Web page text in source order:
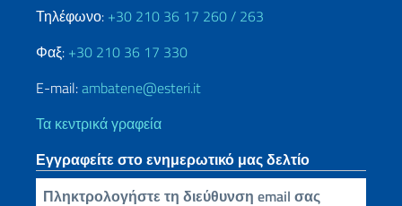
Τηλέφωνο: +30 210 36 17 260 / 263
Φαξ: +30 210 36 17 330
E-mail:ambatene@esteri.it
Τα κεντρικά γραφεία
Εγγραφείτε στο ενημερωτικό μας δελτίο
Πληκτρολογήστε τη διεύθυνση email σας